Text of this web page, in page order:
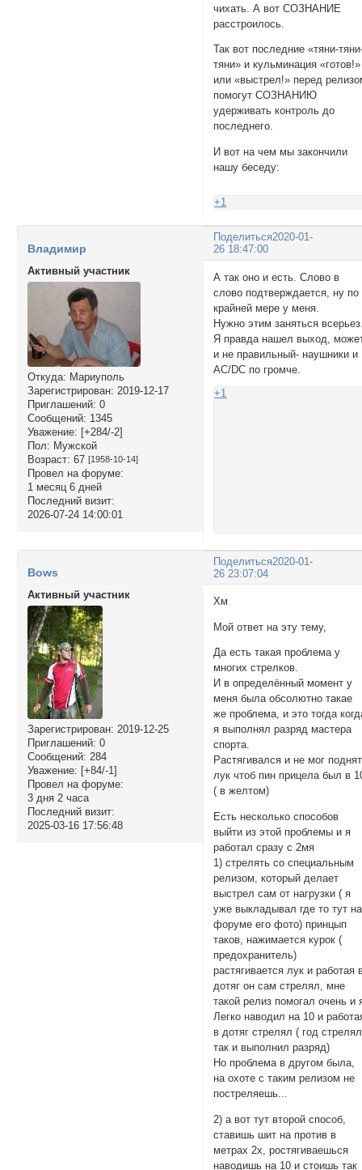
чихать. А вот СОЗНАНИЕ
расстроилось.
Так вот последние «тяни-
тяни» и кульминация «готов!»
или «выстрел!» перед
помогут СОЗНАНИЮ
удерживать контроль до
последнего.
И вот на чем мы закончили
нашу беседу:
+1
Поделиться2020-01-
26 18:47:00
Владимир
Активный участник
Откуда: Мариуполь
Зарегистрирован: 2019-12-17
Приглашений: 0
Сообщений: 1345
Уважение: [+284/-2]
Пол: Мужской
Возраст: 67 [1958-10-14]
Провел на форуме:
1 месяц 6 дней
Последний визит:
2026-07-24 14:00:01
А так оно и есть. Слово в
слово подтверждается, ну по
крайней мере у меня.
Нужно этим заняться
Я правда нашел выход,
и не правильный- наушники и
AC/DC по громче.
+1
Поделиться2020-01-
26 23:07:04
Bows
Активный участник
Зарегистрирован: 2019-12-25
Приглашений: 0
Сообщений: 284
Уважение: [+84/-1]
Провел на форуме:
3 дня 2 часа
Последний визит:
2025-03-16 17:56:48
Хм
Мой ответ на эту тему,
Да есть такая проблема у
многих стрелков.
И в определённый момент у
меня была обсолютно такае
же проблема, и это тогда
я выполнял разряд мастера
спорта.
Растягивался и не мог
лук чтоб пин прицела был в
( в желтом)
Есть несколько способов
выйти из этой проблемы и я
работал сразу с 2мя
1) стрелять со специальным
релизом, который делает
выстрел сам от нагрузки ( я
уже выкладывал где то тут на
форуме его фото) принцып
таков, нажимается курок (
предохранитель)
растягивается лук и работая
дотяг он сам стрелял, мне
такой релиз помогал очень и
Легко наводил на 10 и
в дотяг стрелял ( год стрелял
так и выполнил разряд)
Но проблема в другом была,
на охоте с таким релизом не
постреляешь...
2) а вот тут второй способ,
ставишь шит на против в
метрах 2х, ростягиваешься
наводишь на 10 и стоишь так